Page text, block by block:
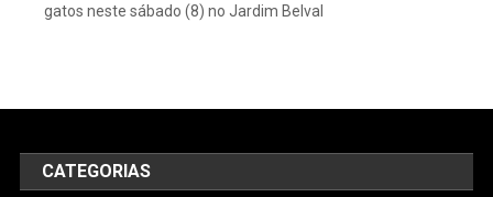
gatos neste sábado (8) no Jardim Belval
CATEGORIAS